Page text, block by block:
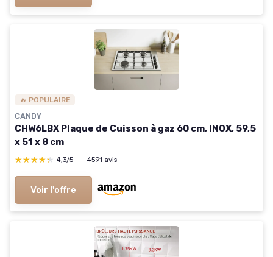
🔥 POPULAIRE
CANDY
CHW6LBX Plaque de Cuisson à gaz 60 cm, INOX, 59,5
x 51 x 8 cm
★★★★★
★★★★★ 4,3/5 — 4591 avis
Voir l'offre